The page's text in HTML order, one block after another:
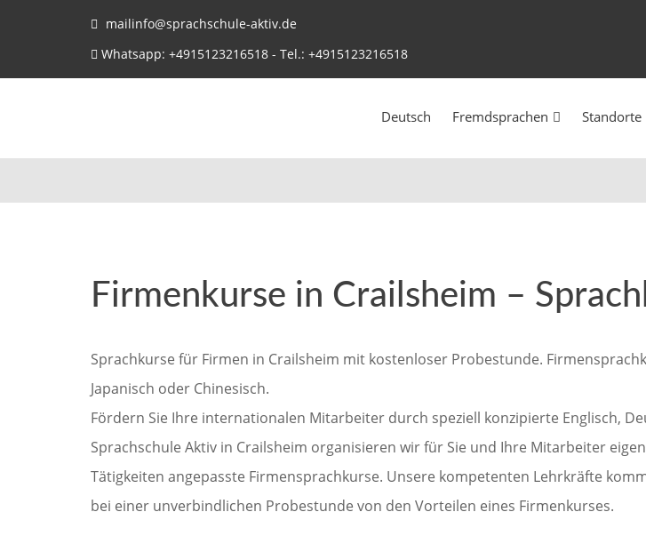
mailinfo@sprachschule-aktiv.de
Whatsapp: +4915123216518 - Tel.: +4915123216518
Deutsch Fremdsprachen Standorte
Firmenkurse in Crailsheim –
Sprachkurse für Firmen in Crailsheim mit kostenloser Probestunde.
Japanisch oder Chinesisch.
Fördern Sie Ihre internationalen Mitarbeiter durch speziell konzipierte Englisch,
Sprachschule Aktiv in Crailsheim organisieren wir für Sie und Ihre Mitarbeiter
Tätigkeiten angepasste Firmensprachkurse. Unsere kompetenten Lehrkräfte
bei einer unverbindlichen Probestunde von den Vorteilen eines Firmenkurses.